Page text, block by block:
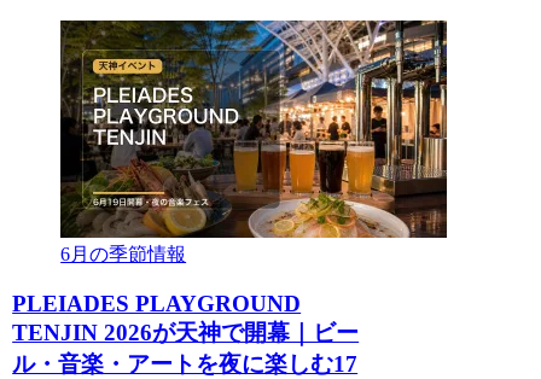
6月の季節情報
PLEIADES PLAYGROUND
TENJIN 2026が天神で開幕｜ビー
ル・音楽・アートを夜に楽しむ17